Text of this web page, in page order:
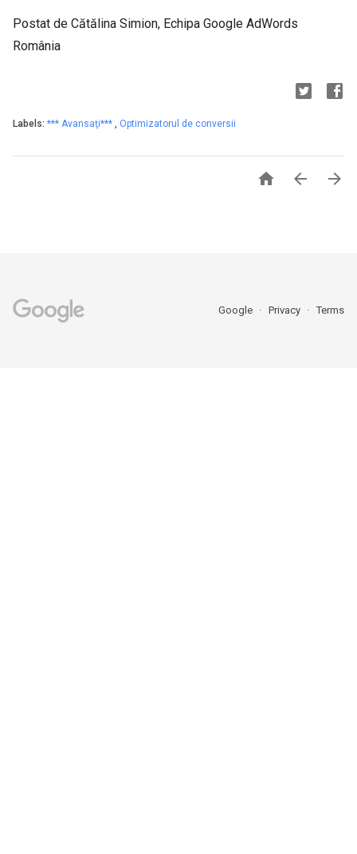
Postat de Cătălina Simion, Echipa Google AdWords
România
Labels: *** Avansaţi*** , Optimizatorul de conversii
  
Google Privacy Terms